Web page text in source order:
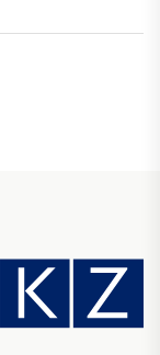
және
жетті